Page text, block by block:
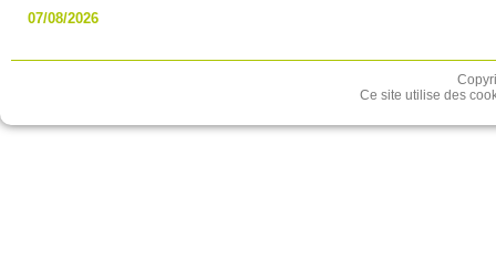
07/08/2026
Ce site utilise des